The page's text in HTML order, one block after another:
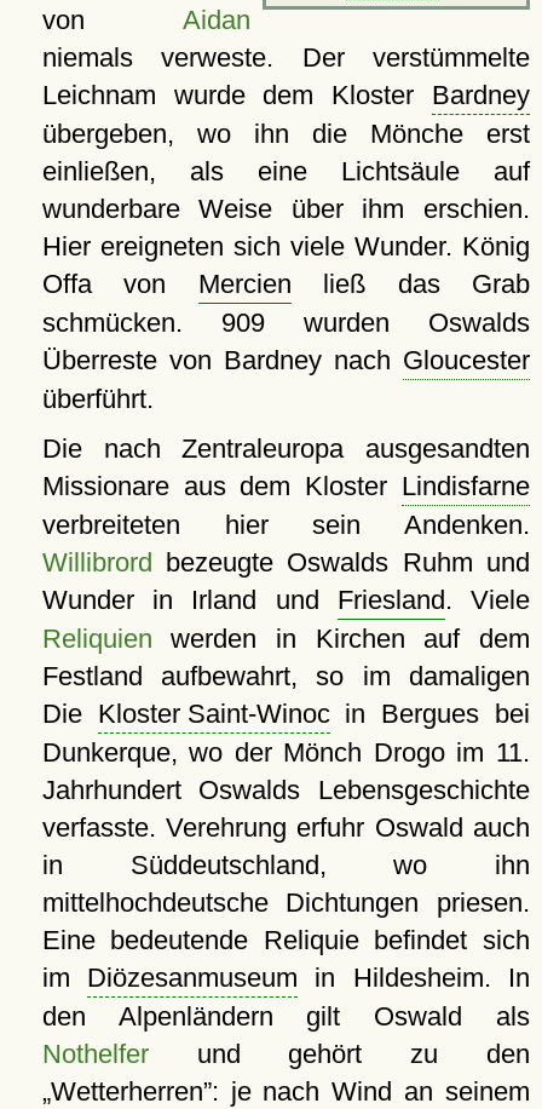
von Aidan
niemals verweste. Der verstümmelte
Leichnam wurde dem Kloster Bardney
übergeben, wo ihn die Mönche erst
einließen, als eine Lichtsäule auf
wunderbare Weise über ihm erschien.
Hier ereigneten sich viele Wunder. König
Offa von Mercien ließ das Grab
schmücken. 909 wurden Oswalds
Überreste von Bardney nach Gloucester
überführt.
Die nach Zentraleuropa ausgesandten
Missionare aus dem Kloster Lindisfarne
verbreiteten hier sein Andenken.
Willibrord
bezeugte Oswalds Ruhm und
Wunder in Irland und Friesland . Viele
Reliquien werden in Kirchen auf dem
Festland aufbewahrt, so im damaligen
Die Kloster Saint-Winocin Bergues bei
Dunkerque, wo der Mönch Drogo im 11.
Jahrhundert Oswalds Lebensgeschichte
verfasste. Verehrung erfuhr Oswald auch
in Süddeutschland, wo ihn
mittelhochdeutsche Dichtungen priesen.
Eine bedeutende Reliquie befindet sich
im Diözesanmuseum in Hildesheim. In
den Alpenländern gilt Oswald als
Nothelferund gehört zu den
Wetterherren : je nach Wind an seinem